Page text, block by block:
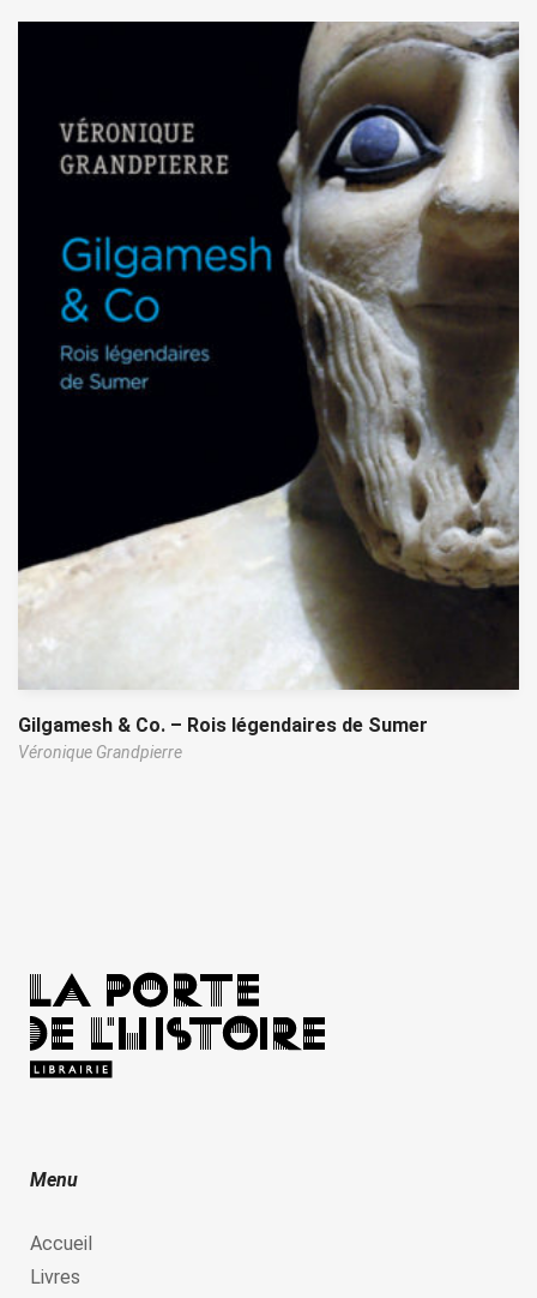
Gilgamesh & Co. – Rois légendaires de Sumer
Véronique Grandpierre
Menu
Accueil
Livres